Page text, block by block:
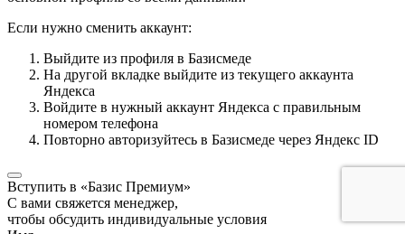
Если нужно сменить аккаунт:
Выйдите из профиля в Базисмеде
На другой вкладке выйдите из текущего аккаунта
Яндекса
Войдите в нужный аккаунт Яндекса с правильным
номером телефона
Повторно авторизуйтесь в Базисмеде через Яндекс ID
Вступить в «Базис Премиум»
С вами свяжется менеджер,
чтобы обсудить индивидуальные условия